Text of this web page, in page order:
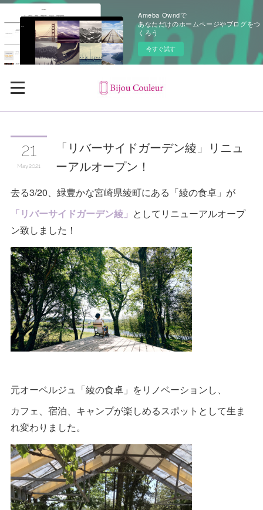
Ameba Owndで
あなただけのホームページやブログをつ
くろう
今すぐ試す
21
May 2021
「リバーサイドガーデン綾」リニュ
ーアルオープン！
去る3/20、緑豊かな宮崎県綾町にある「綾の食卓」が
「リバーサイドガーデン綾」 としてリニューアルオープ
ン致しました！
元オーベルジュ「綾の食卓」をリノベーションし、
カフェ、宿泊、キャンプが楽しめるスポットとして生ま
れ変わりました。